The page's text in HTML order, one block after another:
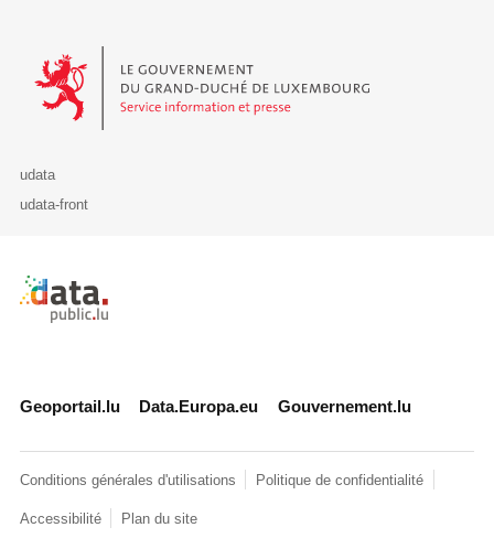
Le Gouvernement du Grand-Duché de Luxembourg - Service
udata
udata-front
Retour à l'accueil de data.public.lu
Geoportail.lu Data.Europa.eu Gouvernement.lu
Conditions générales d'utilisations Politique de confidentialité
Accessibilité Plan du site